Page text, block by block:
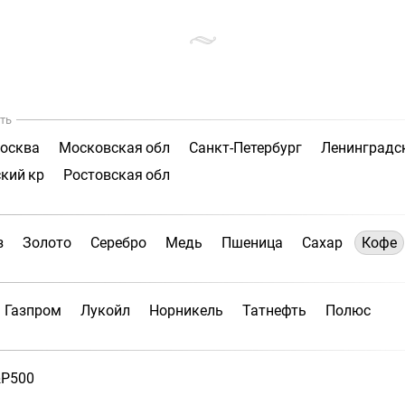
Московская обл Санкт-Петербург
кр
Ростовская обл
Золото Серебро Медь Пшеница Сахар Кофе
Газпром Лукойл Норникель Татнефть Полюс